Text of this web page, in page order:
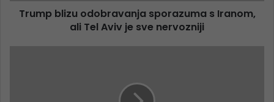
Trump blizu odobravanja sporazuma s Iranom,
ali Tel Aviv je sve nervozniji